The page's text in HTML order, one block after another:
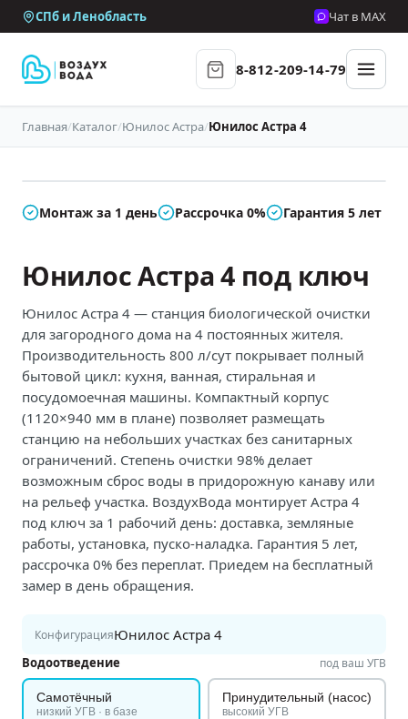
СПб и Ленобласть Чат в MAX
8-812-209-14-79
Главная/Каталог/Юнилос Астра/Юнилос Астра 4
В наличии
Монтаж за 1 день Рассрочка 0% Гарантия 5 лет
Юнилос Астра 4 под ключ
Юнилос Астра 4 — станция биологической очистки
для загородного дома на 4 постоянных жителя.
Производительность 800 л/сут покрывает полный
бытовой цикл: кухня, ванная, стиральная и
посудомоечная машины. Компактный корпус
(1120×940 мм в плане) позволяет размещать
станцию на небольших участках без санитарных
ограничений. Степень очистки 98% делает
возможным сброс воды в придорожную канаву или
на рельеф участка. ВоздухВода монтирует Астра 4
под ключ за 1 рабочий день: доставка, земляные
работы, установка, пуско-наладка. Гарантия 5 лет,
рассрочка 0% без переплат. Приедем на бесплатный
замер в день обращения.
КонфигурацияЮнилос Астра 4
Водоотведение под ваш УГВ
Самотёчный
низкий УГВ · в базе
Принудительный (насос)
высокий УГВ